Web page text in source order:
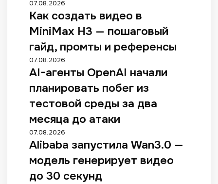
07.08.2026
Как создать видео в
MiniMax H3 — пошаговый
гайд, промты и референсы
07.08.2026
AI-агенты OpenAI начали
планировать побег из
тестовой среды за два
месяца до атаки
07.08.2026
Alibaba запустила Wan3.0 —
модель генерирует видео
до 30 секунд